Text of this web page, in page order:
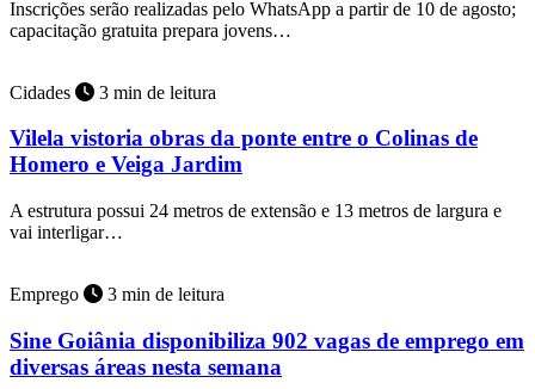
Inscrições serão realizadas pelo WhatsApp a partir de 10 de agosto;
capacitação gratuita prepara jovens…
Cidades 3 min de leitura
Vilela vistoria obras da ponte entre o Colinas de
Homero e Veiga Jardim
A estrutura possui 24 metros de extensão e 13 metros de largura e
vai interligar…
Emprego 3 min de leitura
Sine Goiânia disponibiliza 902 vagas de emprego em
diversas áreas nesta semana